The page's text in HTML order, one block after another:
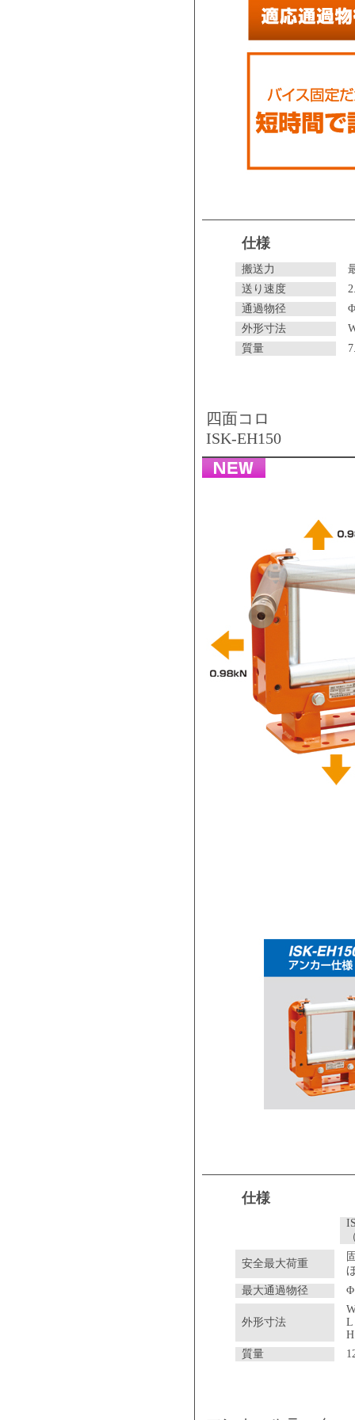
仕様
搬送力
送り速度
通過物径
外形寸法
質量
四面コロ
ISK-EH150
仕様
安全最大荷重
最大通過物径
外形寸法
L
質量